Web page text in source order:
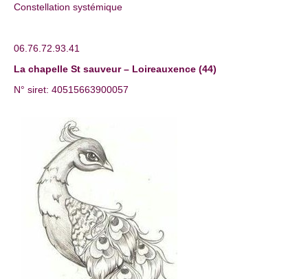
Constellation systémique
06.76.72.93.41
La chapelle St sauveur – Loireauxence (44)
N° siret: 40515663900057